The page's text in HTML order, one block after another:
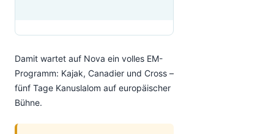
Damit wartet auf Nova ein volles EM-
Programm: Kajak, Canadier und Cross –
fünf Tage Kanuslalom auf europäischer
Bühne.